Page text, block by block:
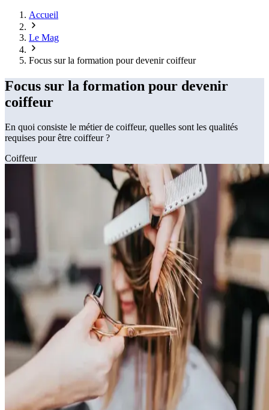
Accueil
Le Mag
Focus sur la formation pour devenir coiffeur
Focus sur la formation pour devenir
coiffeur
En quoi consiste le métier de coiffeur, quelles sont les qualités
requises pour être coiffeur ?
Coiffeur